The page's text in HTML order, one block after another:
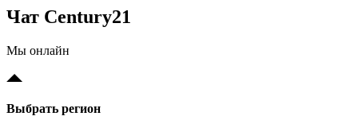
Чат Century21
Мы онлайн
Выбрать регион